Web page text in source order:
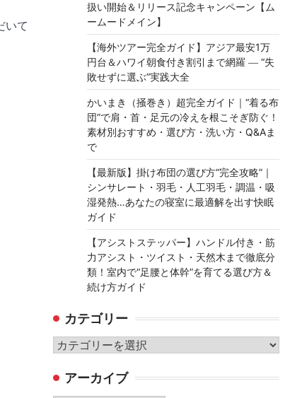
いて
扱い開始＆リリース記念キャンペーン【ム
ームードメイン】
【海外ツアー完全ガイド】アジア最安1万
円台＆ハワイ朝食付き割引まで網羅 ― “失
敗せずに選ぶ”実践大全
かいまき（掻巻き）超完全ガイド｜“着る布
団”で肩・首・足元の冷えを根こそぎ防ぐ！
素材別おすすめ・選び方・洗い方・Q&Aま
で
【最新版】掛け布団の選び方“完全攻略”｜
シンサレート・羽毛・人工羽毛・調温・吸
湿発熱…あなたの寝室に最適解を出す快眠
ガイド
【アシストステッパー】ハンドル付き・筋
力アシスト・ツイスト・天然木まで徹底分
類！室内で“足腰と体幹”を育てる選び方＆
続け方ガイド
カテゴリー
カ
ゴ アーカイブ